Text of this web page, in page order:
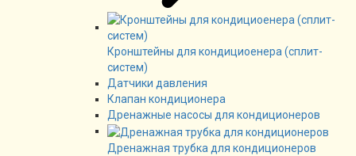
Кронштейны для кондициоенера (сплит-
систем)
Датчики давления
Клапан кондиционера
Дренажные насосы для кондиционеров
Дренажная трубка для кондиционеров